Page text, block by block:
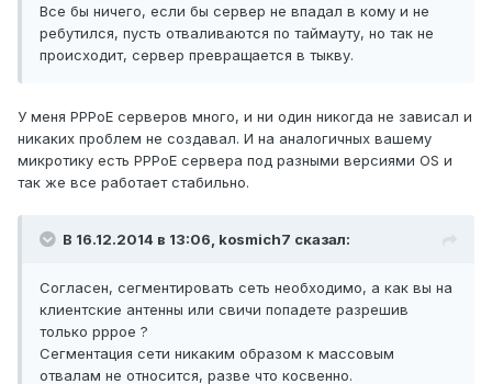
Все бы ничего, если бы сервер не впадал в кому и не
ребутился, пусть отваливаются по таймауту, но так не
происходит, сервер превращается в тыкву.
У меня PPPoE серверов много, и ни один никогда не зависал и
никаких проблем не создавал. И на аналогичных вашему
микротику есть PPPoE сервера под разными версиями OS и
так же все работает стабильно.
В 16.12.2014 в 13:06, kosmich7 сказал:
Согласен, сегментировать сеть необходимо, а как вы на
клиентские антенны или свичи попадете разрешив
только pppoe ?
Сегментация сети никаким образом к массовым
отвалам не относится, разве что косвенно.